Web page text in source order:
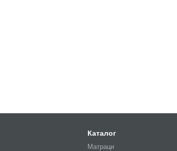
Каталог
Матраци